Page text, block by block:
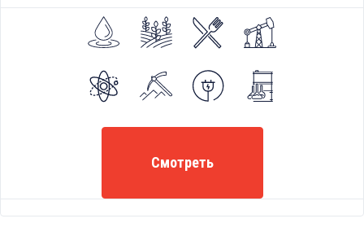
Смотреть